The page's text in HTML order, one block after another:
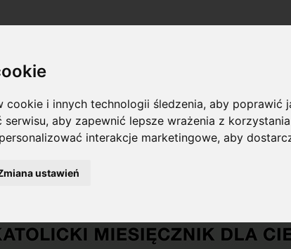
i innych technologii śledzenia, aby poprawić
serwisu,aby zapewnić lepsze wrażenia z
interakcje marketingowe,aby
ustawień